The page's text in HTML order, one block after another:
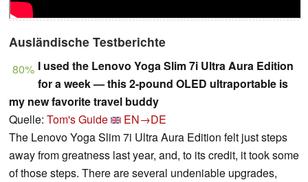
Ausländische Testberichte
80% I used the Lenovo Yoga Slim 7i Ultra Aura Edition
for a week — this 2-pound OLED ultraportable is
my new favorite travel buddy
Quelle: Tom's Guide
EN→DE
The Lenovo Yoga Slim 7i Ultra Aura Edition felt just steps
away from greatness last year, and, to its credit, it took some
of those steps. There are several undeniable upgrades,